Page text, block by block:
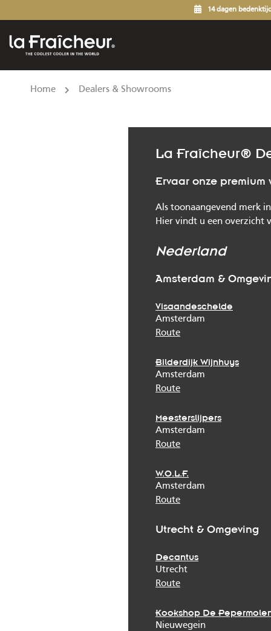
14 dagen
Home Dealers & Showrooms
La Fraîcheur®
Ervaar onze
Als toonaangevend merk
Hier vindt u een overzicht
Nederland
Amsterdam &
Visaandeschelde
Amsterdam
Route
Bilderdijk Wijnhuys
Amsterdam
Route
Meesterslijpers
Amsterdam
Route
W.O.L.F.
Amsterdam
Route
Utrecht & Omgeving
Decantus
Utrecht
Route
Kookshop De
Nieuwegein